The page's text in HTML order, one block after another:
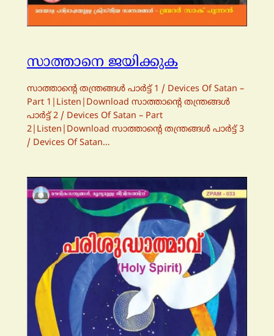
സാത്താനെ ജയിക്കുക
സാത്താന്റെ തന്ത്രങ്ങള്‍ പാര്‍ട്ട്‌ 1 / Devices Of Satan –
Part 1|Listen|Download സാത്താന്റെ തന്ത്രങ്ങള്‍
പാര്‍ട്ട്‌ 2 / Devices Of Satan – Part
2|Listen|Download സാത്താന്റെ തന്ത്രങ്ങള്‍ പാര്‍ട്ട്‌ 3
/ Devices Of Satan…